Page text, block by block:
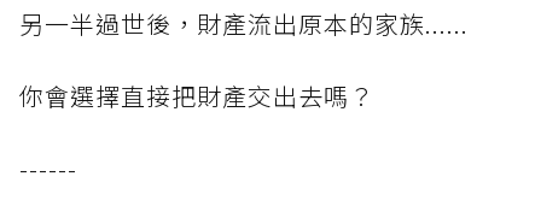
另一半過世後，財產流出原本的家族......
你會選擇直接把財產交出去嗎？
------